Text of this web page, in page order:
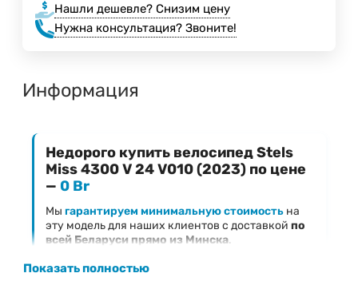
Нашли дешевле? Снизим цену
Нужна консультация? Звоните!
Информация
Недорого купить велосипед Stels
Miss 4300 V 24 V010 (2023) по цене
— 0 Br
Мы гарантируем минимальную стоимость на
эту модель для наших клиентов с доставкой по
всей Беларуси прямо из Минска.
Ключевые преимущества предложения
Показать полностью